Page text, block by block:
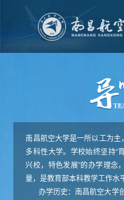
南昌航空大学是一所以工为
多科性大学。学校始终坚持“
兴校，特色发展”的办学理念
量，是教育部本科教学工作水
办学历史：南昌航空大学